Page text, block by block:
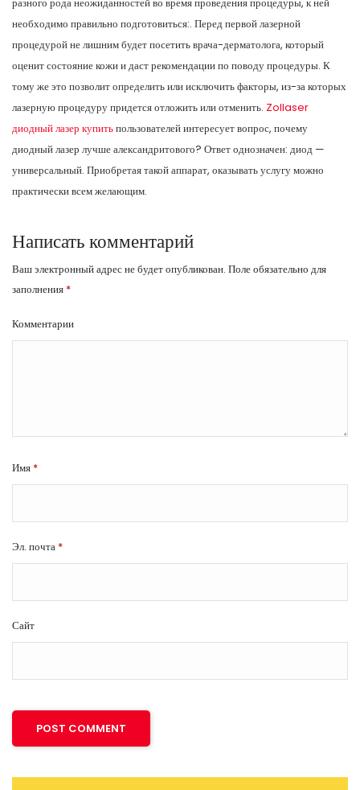
необходимо правильно подготовиться:. Перед первой лазерной
процедурой не лишним будет посетить врача-дерматолога, который
оценит состояние кожи и даст рекомендации по поводу процедуры. К
тому же это позволит определить или исключить факторы, из-за которых
лазерную процедуру придется отложить или отменить. Zollaser
диодный лазер купитьпользователей интересует вопрос, почему
диодный лазер лучше александритового? Ответ однозначен: диод —
универсальный. Приобретая такой аппарат, оказывать услугу можно
практически всем желающим.
Написать комментарий
Ваш электронный адрес не будет опубликован. Поле обязательно для
заполнения *
Комментарии
Имя *
Эл. почта *
Сайт